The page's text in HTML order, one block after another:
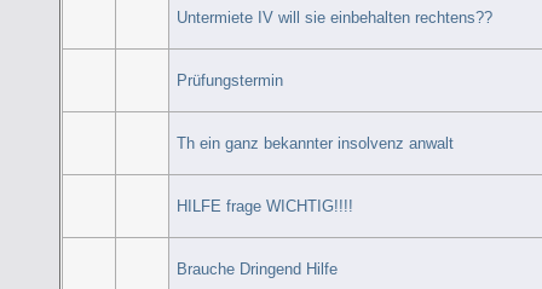
Untermiete IV will sie einbehalten rechtens??
Prüfungstermin
Th ein ganz bekannter insolvenz anwalt
HILFE frage WICHTIG!!!!
Brauche Dringend Hilfe